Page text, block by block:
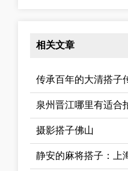
相关文章
传承百年的大清搭子
泉州晋江哪里有适合
摄影搭子佛山
静安的麻将搭子：上